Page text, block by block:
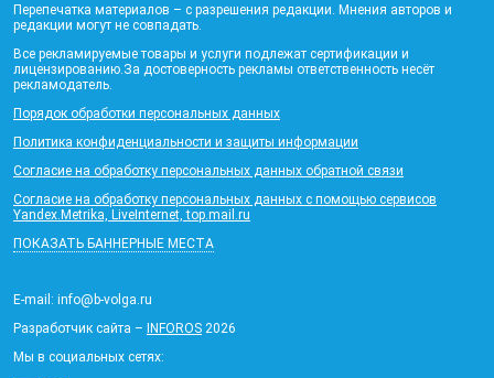
Перепечатка материалов – с разрешения редакции. Мнения авторов и
редакции могут не совпадать.
Все рекламируемые товары и услуги подлежат сертификации и
лицензированию.За достоверность рекламы ответственность несёт
рекламодатель.
Порядок обработки персональных данных
Политика конфиденциальности и защиты информации
Согласие на обработку персональных данных обратной связи
Согласие на обработку персональных данных с помощью сервисов
Yandex.Metrika, LiveInternet, top.mail.ru
ПОКАЗАТЬ БАННЕРНЫЕ МЕСТА
E-mail: info@b-volga.ru
Разработчик сайта – INFOROS 2026
Мы в социальных сетях: